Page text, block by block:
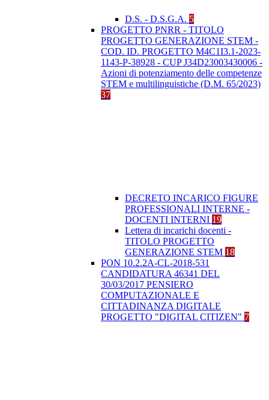
D.S. - D.S.G.A. 5
PROGETTO PNRR - TITOLO
PROGETTO GENERAZIONE STEM -
COD. ID. PROGETTO M4C1I3.1-2023-
1143-P-38928 - CUP J34D23003430006 -
Azioni di potenziamento delle competenze
STEM e multilinguistiche (D.M. 65/2023)
37
DECRETO INCARICO FIGURE
PROFESSIONALI INTERNE -
DOCENTI INTERNI 19
Lettera di incarichi docenti -
TITOLO PROGETTO
GENERAZIONE STEM 18
PON 10.2.2A-CL-2018-531
CANDIDATURA 46341 DEL
30/03/2017 PENSIERO
COMPUTAZIONALE E
CITTADINANZA DIGITALE
PROGETTO "DIGITAL CITIZEN" 7